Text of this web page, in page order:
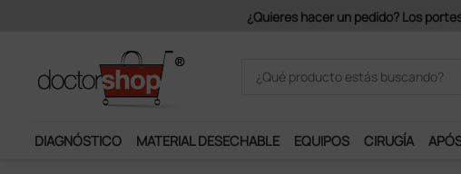
Únete
DIAGNÓSTICO MATERIAL DESECHABLE EQUIPOS CIRUGÍA